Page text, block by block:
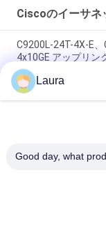
Ciscoのイーサネ
C9200L-24T-4X-E
4x10GE アップリン
C9300L-24T-4G-E
パー/4x1G SFP/デ
C9500-48Y4C-A、
Laura
Good day, what